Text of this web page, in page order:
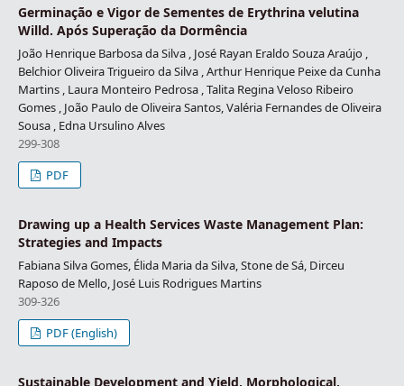
Germinação e Vigor de Sementes de Erythrina velutina
Willd. Após Superação da Dormência
João Henrique Barbosa da Silva , José Rayan Eraldo Souza Araújo ,
Belchior Oliveira Trigueiro da Silva , Arthur Henrique Peixe da Cunha
Martins , Laura Monteiro Pedrosa , Talita Regina Veloso Ribeiro
Gomes , João Paulo de Oliveira Santos, Valéria Fernandes de Oliveira
Sousa , Edna Ursulino Alves
299-308
PDF
Drawing up a Health Services Waste Management Plan:
Strategies and Impacts
Fabiana Silva Gomes, Élida Maria da Silva, Stone de Sá, Dirceu
Raposo de Mello, José Luis Rodrigues Martins
309-326
PDF (English)
Sustainable Development and Yield, Morphological,